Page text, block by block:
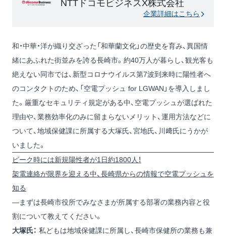
NTTドコモビジネスX株式会社
企業詳細はこちら
和・中華・洋が織り交ざった「和華蘭文化」の歴史を育み、異国情
緒にあふれた街並みを誇る長崎市。約40万人が暮らし、観光客も
絶えない同市では、新型コロナウイルス第7波到来時に陽性者へ
のコンタクトのため、「空電プッシュ for LGWAN」を導入しまし
た。厳重なセキュリティ規定がある中、空電プッシュが選ばれた
理由や、業務効率化のみに留まらないメリット、運用方法などに
ついて、地域保健課に所属する大塚氏、宮地氏、川﨑氏にうかが
いました。
ピーク時には新規陽性者が1日約1800人！
架電連絡が限界を迎える中、長崎県からの情報で空電プッシュを
知る
―まずは長崎市役所でみなさまが所属する部署の業務内容と役
割について教えてください。
大塚氏： 私どもは地域保健課に所属し、長崎市保健所の業務も兼